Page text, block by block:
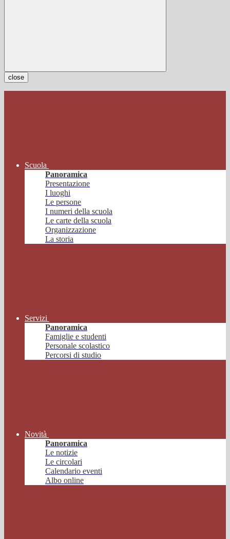
close
Scuola
Panoramica
Presentazione
I luoghi
Le persone
I numeri della scuola
Le carte della scuola
Organizzazione
La storia
Servizi
Panoramica
Famiglie e studenti
Personale scolastico
Percorsi di studio
Novità
Panoramica
Le notizie
Le circolari
Calendario eventi
Albo online